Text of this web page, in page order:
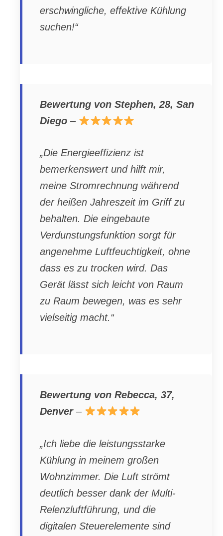
erschwingliche, effektive Kühlung
suchen!“
Bewertung von Stephen, 28, San
Diego –
„Die Energieeffizienz ist
bemerkenswert und hilft mir,
meine Stromrechnung während
der heißen Jahreszeit im Griff zu
behalten. Die eingebaute
Verdunstungsfunktion sorgt für
angenehme Luftfeuchtigkeit, ohne
dass es zu trocken wird. Das
Gerät lässt sich leicht von Raum
zu Raum bewegen, was es sehr
vielseitig macht.“
Bewertung von Rebecca, 37,
Denver–
„Ich liebe die leistungsstarke
Kühlung in meinem großen
Wohnzimmer. Die Luft strömt
deutlich besser dank der Multi-
Relenzluftführung, und die
digitalen Steuerelemente sind